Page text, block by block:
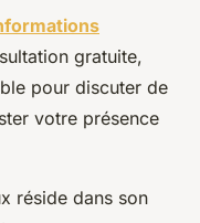
gratuite,
pour discuter de
votre présence
réside dans son